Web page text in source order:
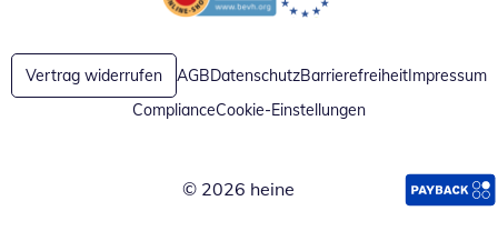
Öffnet in neuem FensterÖffnet in neuem Fenster
Vertrag widerrufen AGBDatenschutzBarrierefreiheitImpressum
ComplianceCookie-Einstellungen
© 2026 heine